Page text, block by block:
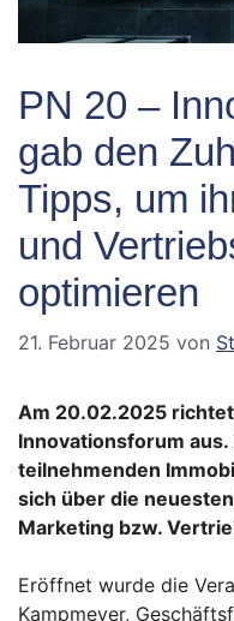
PN 20 –
gab den
Tipps, um
und
optimieren
21. Februar 2025 von
Am 20.02.2025
Innovationsforum
teilnehmenden
sich über die
Marketing bzw.
Eröffnet wurde die
Kampmeyer,